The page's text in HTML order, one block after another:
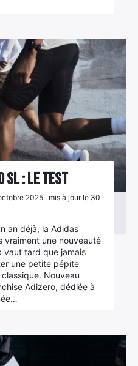
SL : le test
2025 , mis à jour le 30
an déjà, la Adidas
vraiment une nouveauté
vaut tard que jamais
une petite pépite
Nouveau
Adizero, dédiée à